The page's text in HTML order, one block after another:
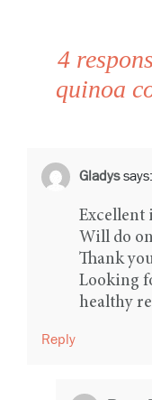
4
quinoa
Gladyssays:
Excellent
Will do on
Thank
Looking
healthy
Reply